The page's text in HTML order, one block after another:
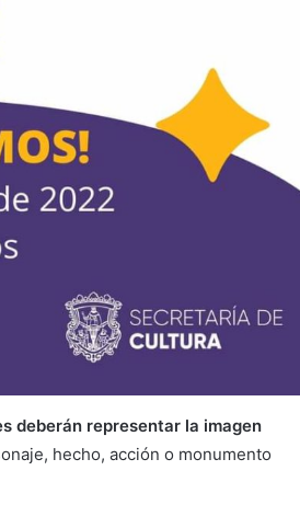
deberán representar la imagen
hecho, acción o monumento